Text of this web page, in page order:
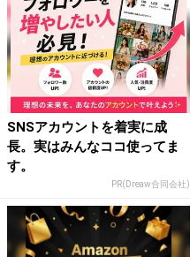
SNSアカウントを着実に成
長。実はみんなココ使ってま
す。
PR(Dreaw合同会社)